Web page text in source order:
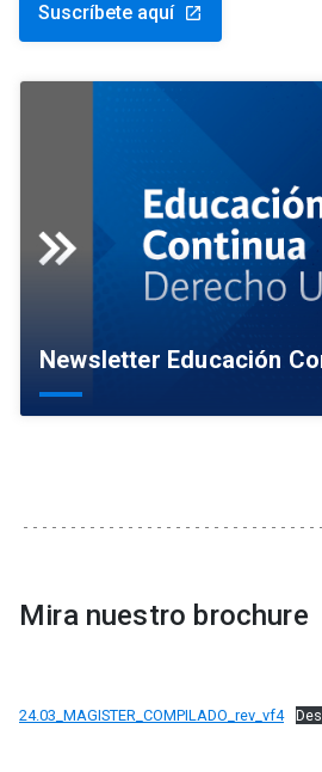
Suscríbete aquí launch
Newsletter Educación
Mira nuestro brochure
24.03_MAGISTER_COMPILADO_rev_vf4